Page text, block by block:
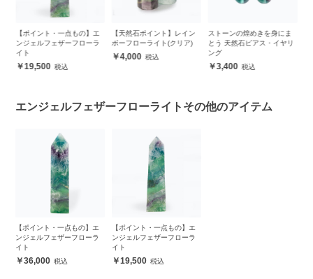
【ポイント・一点もの】エ
ンジェルフェザーフローラ
イト
19,500
【天然石ポイント】レイン
ボーフローライト(クリア)
4,000
ストーンの煌めきを身にま
とう 天然石ピアス・イヤリ
ング
3,400
エンジェルフェザーフローライトその他のアイテム
【ポイント・一点もの】エ
ンジェルフェザーフローラ
イト
36,000
【ポイント・一点もの】エ
ンジェルフェザーフローラ
イト
19,500